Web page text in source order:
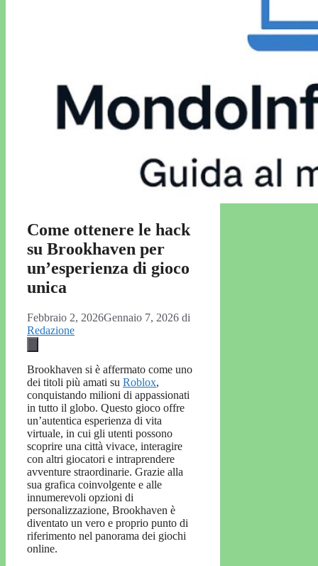
Come ottenere le hack
su Brookhaven per
un’esperienza di gioco
unica
Febbraio 2, 2026Gennaio 7, 2026 di
Redazione
Brookhaven si è affermato come uno
dei titoli più amati su Roblox,
conquistando milioni di appassionati
in tutto il globo. Questo gioco offre
un’autentica esperienza di vita
virtuale, in cui gli utenti possono
scoprire una città vivace, interagire
con altri giocatori e intraprendere
avventure straordinarie. Grazie alla
sua grafica coinvolgente e alle
innumerevoli opzioni di
personalizzazione, Brookhaven è
diventato un vero e proprio punto di
riferimento nel panorama dei giochi
online.